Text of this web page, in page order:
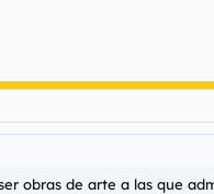
obras de arte a las que